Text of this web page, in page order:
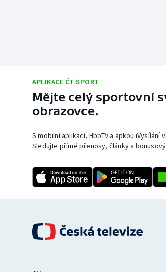
APLIKACE ČT SPORT
Mějte celý sportovní
obrazovce.
S mobilní aplikací, HbbTV a apkou
Sledujte přímé přenosy, články a